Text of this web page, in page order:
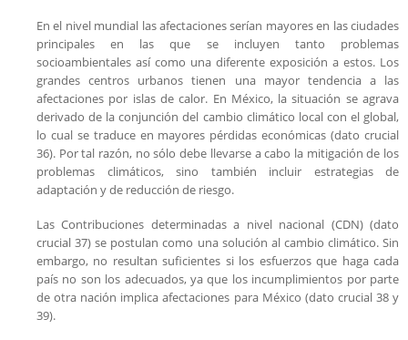
En el nivel mundial las afectaciones serían mayores en las ciudades
principales en las que se incluyen tanto problemas
socioambientales así como una diferente exposición a estos. Los
grandes centros urbanos tienen una mayor tendencia a las
afectaciones por islas de calor. En México, la situación se agrava
derivado de la conjunción del cambio climático local con el global,
lo cual se traduce en mayores pérdidas económicas (dato crucial
36). Por tal razón, no sólo debe llevarse a cabo la mitigación de los
problemas climáticos, sino también incluir estrategias de
adaptación y de reducción de riesgo.
Las Contribuciones determinadas a nivel nacional (CDN) (dato
crucial 37) se postulan como una solución al cambio climático. Sin
embargo, no resultan suficientes si los esfuerzos que haga cada
país no son los adecuados, ya que los incumplimientos por parte
de otra nación implica afectaciones para México (dato crucial 38 y
39).